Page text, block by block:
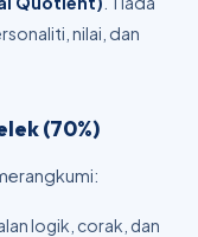
nilai, dan
(70%)
logik, corak, dan